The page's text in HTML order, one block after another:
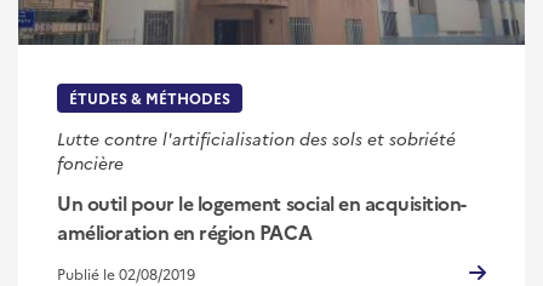
ÉTUDES & MÉTHODES
Lutte contre l'artificialisation des sols et sobriété
foncière
Un outil pour le logement social en acquisition-
amélioration en région PACA
Publié le 02/08/2019